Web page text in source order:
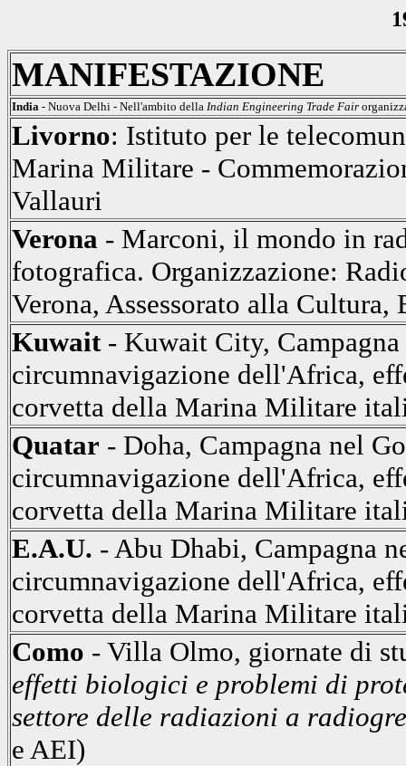
MANIFESTAZIONE
India - Nuova Delhi - Nell'ambito della Indian Engineering Trade Fair
Livorno: Istituto per le
Marina Militare -
Vallauri
Verona - Marconi, il mondo in
fotografica. Organizzazione:
Verona, Assessorato alla
Kuwait- Kuwait City,
circumnavigazione dell'Africa,
corvetta della Marina Militare
Quatar - Doha, Campagna nel
circumnavigazione dell'Africa,
corvetta della Marina Militare
E.A.U. - Abu Dhabi, Campagna
circumnavigazione dell'Africa,
corvetta della Marina Militare
Como - Villa Olmo, giornate di
effetti biologici e problemi di
settore delle radiazioni a
e AEI)